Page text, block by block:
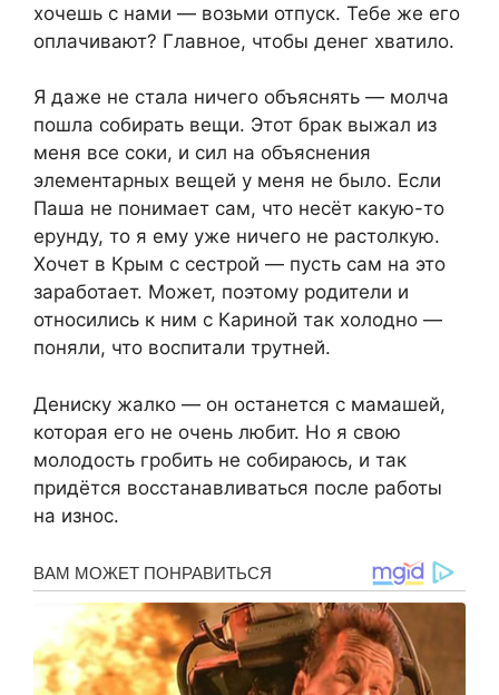
хочешь с нами — возьми отпуск. Тебе же его
оплачивают? Главное, чтобы денег хватило.
Я даже не стала ничего объяснять — молча
пошла собирать вещи. Этот брак выжал из
меня все соки, и сил на объяснения
элементарных вещей у меня не было. Если
Паша не понимает сам, что несёт какую-то
ерунду, то я ему уже ничего не растолкую.
Хочет в Крым с сестрой — пусть сам на это
заработает. Может, поэтому родители и
относились к ним с Кариной так холодно —
поняли, что воспитали трутней.
Дениску жалко — он останется с мамашей,
которая его не очень любит. Но я свою
молодость гробить не собираюсь, и так
придётся восстанавливаться после работы
на износ.